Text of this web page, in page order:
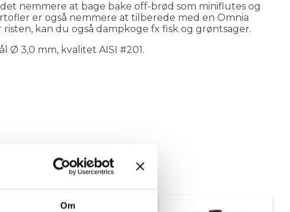
Om
nemmere at bage bake off-brød som miniflutes og
er også nemmere at tilberede med en Omnia
kan du også dampkoge fx fisk og grøntsager.
Ø 3,0 mm, kvalitet AISI #201.